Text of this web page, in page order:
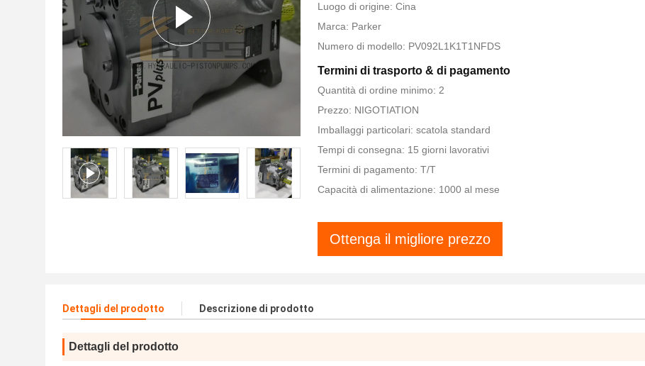
Luogo di origine: Cina
Marca: Parker
Numero di modello: PV092L1K1T1NFDS
Termini di trasporto & di pagamento
Quantità di ordine minimo: 2
Prezzo: NIGOTIATION
Imballaggi particolari: scatola standard
Tempi di consegna: 15 giorni lavorativi
Termini di pagamento: T/T
Capacità di alimentazione: 1000 al mese
Ottenga il migliore prezzo
Dettagli del prodotto Descrizione di prodotto
Dettagli del prodotto